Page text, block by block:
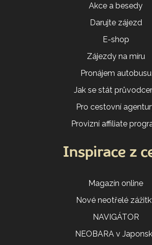
Akce a besedy
Darujte zájezd
E-shop
Zájezdy na míru
Pronájem autobusu
Jak se stát
Pro cestovní
Provizní affiliate
Inspirace z
Magazín online
Nové neotřelé
NAVIGÁTOR
NEOBARA v